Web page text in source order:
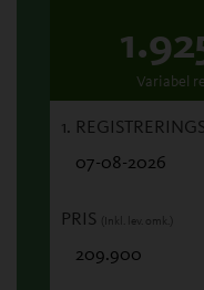
Variabel
1.
PRIS (Inkl. lev. omk.)